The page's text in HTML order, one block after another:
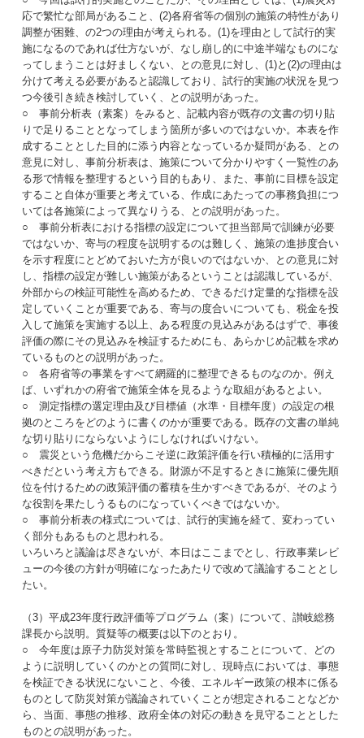
応で繁忙な部局があること、(2)各府省等の個別の施策の特性があり
調整が困難、の2つの理由が考えられる。(1)を理由として試行的実
施になるのであれば仕方ないが、なし崩し的に中途半端なものにな
ってしまうことは好ましくない、との意見に対し、(1)と(2)の理由は
分けて考える必要があると認識しており、試行的実施の状況を見つ
つ今後引き続き検討していく、との説明があった。
○ 事前分析表（素案）をみると、記載内容が既存の文書の切り貼
りで足りることとなってしまう箇所が多いのではないか。本表を作
成することとした目的に添う内容となっているか疑問がある、との
意見に対し、事前分析表は、施策について分かりやすく一覧性のあ
る形で情報を整理するという目的もあり、また、事前に目標を設定
すること自体が重要と考えている、作成にあたっての事務負担につ
いては各施策によって異なりうる、との説明があった。
○ 事前分析表における指標の設定について担当部局で訓練が必要
ではないか、寄与の程度を説明するのは難しく、施策の進捗度合い
を示す程度にとどめておいた方が良いのではないか、との意見に対
し、指標の設定が難しい施策があるということは認識しているが、
外部からの検証可能性を高めるため、できるだけ定量的な指標を設
定していくことが重要である、寄与の度合いについても、税金を投
入して施策を実施する以上、ある程度の見込みがあるはずで、事後
評価の際にその見込みを検証するためにも、あらかじめ記載を求め
ているものとの説明があった。
○ 各府省等の事業をすべて網羅的に整理できるものなのか。例え
ば、いずれかの府省で施策全体を見るような取組があるとよい。
○ 測定指標の選定理由及び目標値（水準・目標年度）の設定の根
拠のところをどのように書くのかが重要である。既存の文書の単純
な切り貼りにならないようにしなければいけない。
○ 震災という危機だからこそ逆に政策評価を行い積極的に活用す
べきだという考え方もできる。財源が不足するときに施策に優先順
位を付けるための政策評価の蓄積を生かすべきであるが、そのよう
な役割を果たしうるものになっていくべきではないか。
○ 事前分析表の様式については、試行的実施を経て、変わってい
く部分もあるものと思われる。
いろいろと議論は尽きないが、本日はここまでとし、行政事業レビ
ューの今後の方針が明確になったあたりで改めて議論することとし
たい。
（3）平成23年度行政評価等プログラム（案）について、讃岐総務
課長から説明。質疑等の概要は以下のとおり。
○ 今年度は原子力防災対策を常時監視とすることについて、どの
ように説明していくのかとの質問に対し、現時点においては、事態
を検証できる状況にないこと、今後、エネルギー政策の根本に係る
ものとして防災対策が議論されていくことが想定されることなどか
ら、当面、事態の推移、政府全体の対応の動きを見守ることとした
ものとの説明があった。